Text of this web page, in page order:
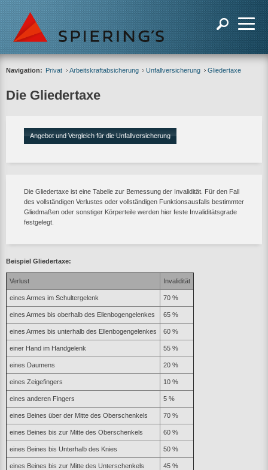
Navigation: Privat Arbeitskraftabsicherung Unfallversicherung Gliedertaxe
Die Gliedertaxe
Angebot und Vergleich für die Unfallversicherung
Die Gliedertaxe ist eine Tabelle zur Bemessung der Invalidität. Für den Fall
des vollständigen Verlustes oder vollständigen Funktionsausfalls bestimmter
Gliedmaßen oder sonstiger Körperteile werden hier feste Invaliditätsgrade
festgelegt.
Beispiel Gliedertaxe:
Verlust Invalidität
eines Armes im Schultergelenk 70 %
eines Armes bis oberhalb des Ellenbogengelenkes 65 %
eines Armes bis unterhalb des Ellenbogengelenkes 60 %
einer Hand im Handgelenk 55 %
eines Daumens 20 %
eines Zeigefingers 10 %
eines anderen Fingers 5 %
eines Beines über der Mitte des Oberschenkels 70 %
eines Beines bis zur Mitte des Oberschenkels 60 %
eines Beines bis Unterhalb des Knies 50 %
eines Beines bis zur Mitte des Unterschenkels 45 %